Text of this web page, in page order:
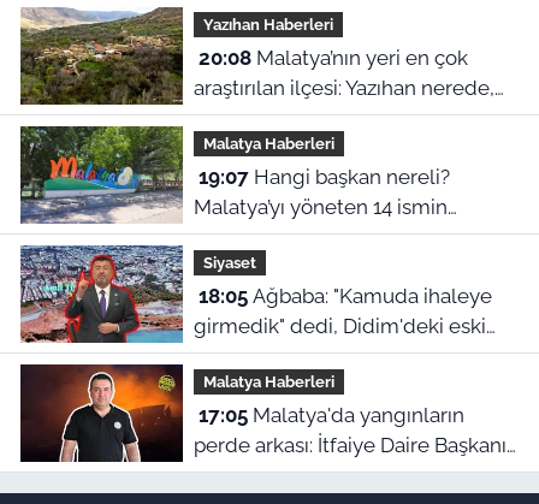
Yazıhan Haberleri
20:08Malatya’nın yeri en çok
araştırılan ilçesi: Yazıhan nerede,
Malatya’nın neresinde kalıyor?
Malatya Haberleri
19:07Hangi başkan nereli?
Malatya’yı yöneten 14 ismin
şaşırtan memleket haritası
Siyaset
18:05Ağbaba: "Kamuda ihaleye
girmedik" dedi, Didim'deki eski
ihale iddiaları yeniden gündeme
geldi
Malatya Haberleri
17:05Malatya'da yangınların
perde arkası: İtfaiye Daire Başkanı
en büyük hatayı açıkladı